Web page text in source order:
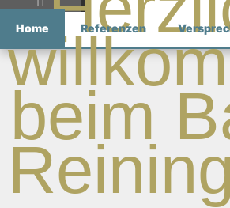
Home Referenzen
beim